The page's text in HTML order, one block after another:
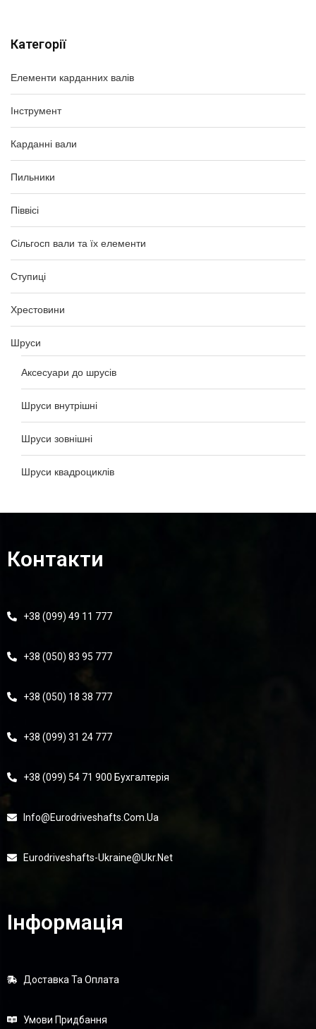
Категорії
Елементи карданних валів
Інструмент
Карданні вали
Пильники
Піввісі
Сільгосп вали та їх елементи
Ступиці
Хрестовини
Шруси
Аксесуари до шрусів
Шруси внутрішні
Шруси зовнішні
Шруси квадроциклів
Контакти
+38 (099) 49 11 777
+38 (050) 83 95 777
+38 (050) 18 38 777
+38 (099) 31 24 777
+38 (099) 54 71 900 Бухгалтерія
Info@eurodriveshafts.com.ua
Eurodriveshafts-Ukraine@ukr.net
Інформація
Доставка Та Оплата
Умови Придбання